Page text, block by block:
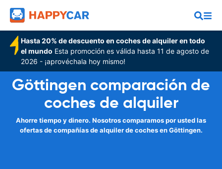
Hasta 20% de descuento en coches de alquiler en todo
el mundo Esta promoción es válida hasta 11 de agosto de
2026 - ¡aprovéchala hoy mismo!
Göttingen comparación de
coches de alquiler
Ahorre tiempo y dinero. Nosotros comparamos por usted las
ofertas de compañías de alquiler de coches en Göttingen.